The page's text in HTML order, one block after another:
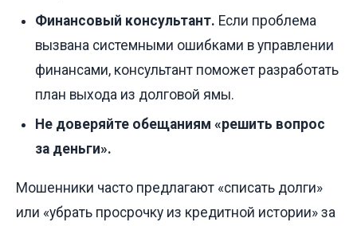
Финансовый консультант. Если проблема
вызвана системными ошибками в управлении
финансами, консультант поможет разработать
план выхода из долговой ямы.
Не доверяйте обещаниям «решить вопрос
за деньги».
Мошенники часто предлагают «списать долги»
или «убрать просрочку из кредитной истории» за